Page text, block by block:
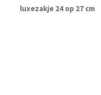
luxezakje 24 op 27 cm